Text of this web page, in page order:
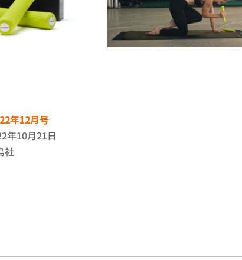
年12月号
年10月21日
社